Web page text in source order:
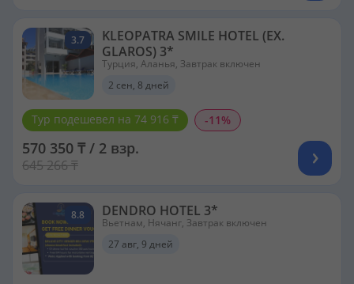
3.7
KLEOPATRA SMILE HOTEL (EX.
GLAROS) 3*
Турция, Аланья, Завтрак включен
2 сен, 8 дней
Тур подешевел на 74 916 ₸ -11%
570 350 ₸ / 2 взр.
645 266 ₸
8.8 DENDRO HOTEL 3*
Вьетнам, Нячанг, Завтрак включен
27 авг, 9 дней